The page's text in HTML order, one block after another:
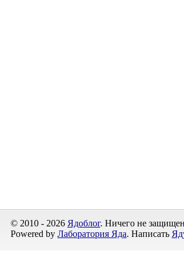
© 2010 - 2026 Ядоблог. Ничего не
Powered by Лаборатория Яда. Написать